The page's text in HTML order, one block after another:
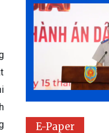
E-Paper